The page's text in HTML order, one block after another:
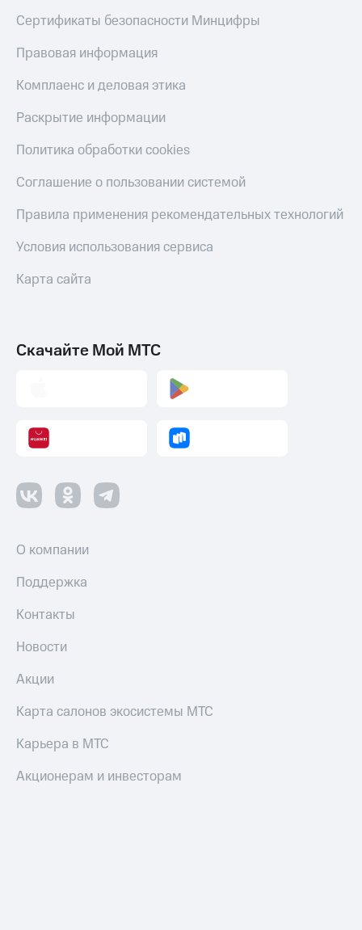
Сертификаты безопасности Минцифры
Правовая информация
Комплаенс и деловая этика
Раскрытие информации
Политика обработки cookies
Соглашение о пользовании системой
Правила применения рекомендательных технологий
Условия использования сервиса
Карта сайта
Скачайте Мой МТС
О компании
Поддержка
Контакты
Новости
Акции
Карта салонов экосистемы МТС
Карьера в МТС
Акционерам и инвесторам